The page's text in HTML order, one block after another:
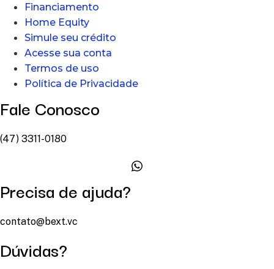
Financiamento
Home Equity
Simule seu crédito
Acesse sua conta
Termos de uso
Política de Privacidade
Fale Conosco
(47) 3311-0180
Precisa de ajuda?
contato@bext.vc
Dúvidas?